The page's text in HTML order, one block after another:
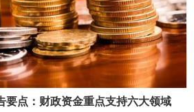
要点：财政资金重点支持六大领域